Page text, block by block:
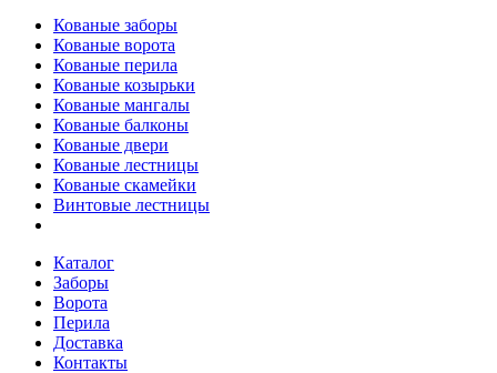
Кованые заборы
Кованые ворота
Кованые перила
Кованые козырьки
Кованые мангалы
Кованые балконы
Кованые двери
Кованые лестницы
Кованые скамейки
Винтовые лестницы
Каталог
Заборы
Ворота
Перила
Доставка
Контакты